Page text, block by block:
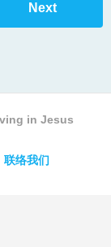
Next
in Jesus
联络我们